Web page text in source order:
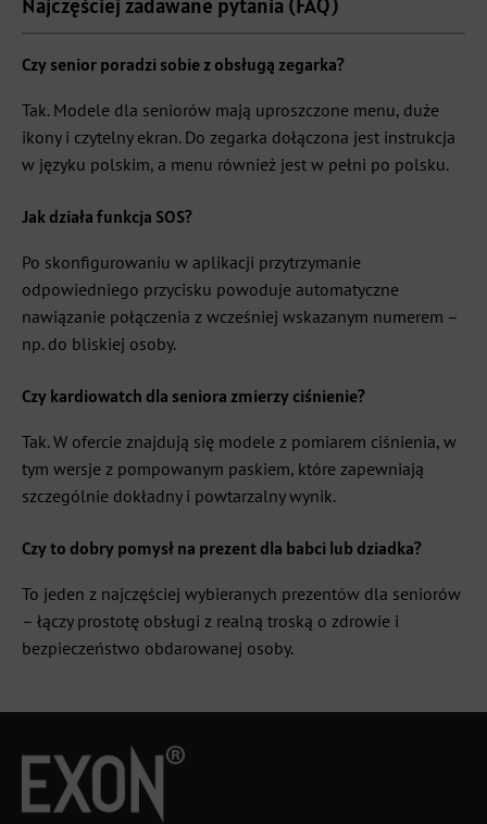
Najczęściej zadawane pytania (FAQ)
Czy senior poradzi sobie z obsługą zegarka?
Tak. Modele dla seniorów mają uproszczone menu, duże
ikony i czytelny ekran. Do zegarka dołączona jest instrukcja
w języku polskim, a menu również jest w pełni po polsku.
Jak działa funkcja SOS?
Po skonfigurowaniu w aplikacji przytrzymanie
odpowiedniego przycisku powoduje automatyczne
nawiązanie połączenia z wcześniej wskazanym numerem –
np. do bliskiej osoby.
Czy kardiowatch dla seniora zmierzy ciśnienie?
Tak. W ofercie znajdują się modele z pomiarem ciśnienia, w
tym wersje z pompowanym paskiem, które zapewniają
szczególnie dokładny i powtarzalny wynik.
Czy to dobry pomysł na prezent dla babci lub dziadka?
To jeden z najczęściej wybieranych prezentów dla seniorów
– łączy prostotę obsługi z realną troską o zdrowie i
bezpieczeństwo obdarowanej osoby.